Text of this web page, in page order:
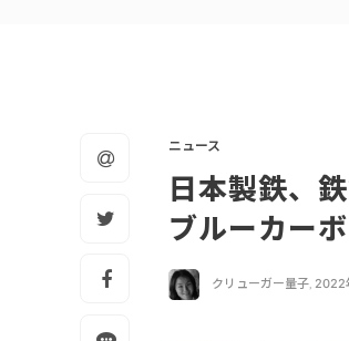
ニュース
日本製鉄、
ブルーカー
クリューガー量子, 2022